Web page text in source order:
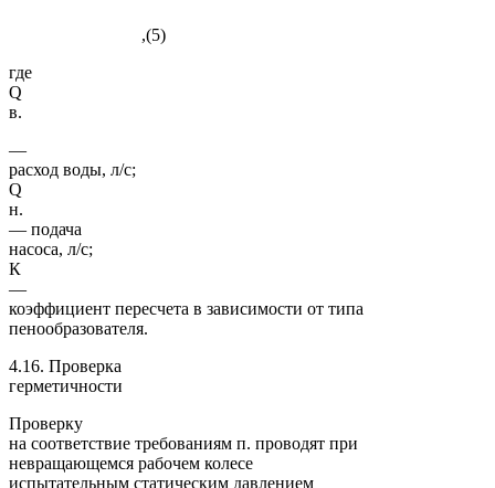
,(5)
где
Q
в.
—
расход воды, л/с;
Q
н.
— подача
насоса, л/с;
К
—
коэффициент пересчета в зависимости от типа
пенообразователя.
4.16. Проверка
герметичности
Проверку
на соответствие требованиям п. проводят при
невращающемся рабочем колесе
испытательным статическим давлением